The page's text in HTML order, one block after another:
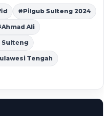
#Pilgub Sulteng 2024
Ali
Sulteng
Tengah